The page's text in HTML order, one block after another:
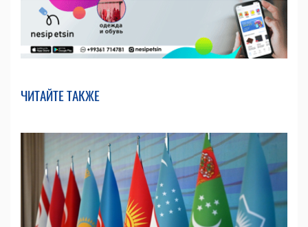
ЧИТАЙТЕ ТАКЖЕ